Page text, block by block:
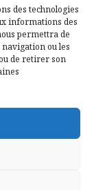
des technologies
informations des
permettra de
ou les
de retirer son